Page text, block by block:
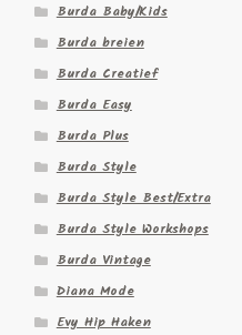
Burda Baby/Kids
Burda breien
Burda Creatief
Burda Easy
Burda Plus
Burda Style
Burda Style Best/Extra
Burda Style Workshops
Burda Vintage
Diana Mode
Evy Hip Haken